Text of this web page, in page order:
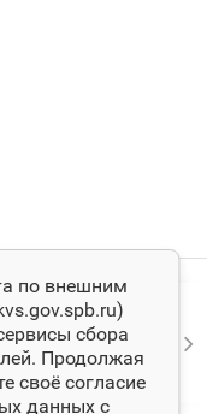
по внешним
сбора
Продолжая
своё согласие
данных с